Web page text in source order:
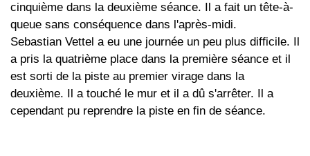
cinquième dans la deuxième séance. Il a fait un tête-à-
queue sans conséquence dans l'après-midi.
Sebastian Vettel a eu une journée un peu plus difficile. Il
a pris la quatrième place dans la première séance et il
est sorti de la piste au premier virage dans la
deuxième. Il a touché le mur et il a dû s'arrêter. Il a
cependant pu reprendre la piste en fin de séance.